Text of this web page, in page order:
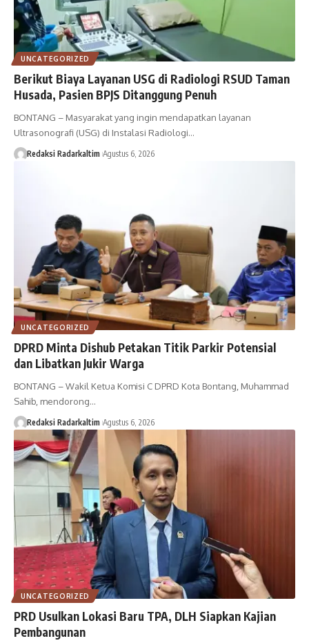
UNCATEGORIZED
Berikut Biaya Layanan USG di Radiologi RSUD Taman
Husada, Pasien BPJS Ditanggung Penuh
BONTANG – Masyarakat yang ingin mendapatkan layanan
Ultrasonografi (USG) di Instalasi Radiologi…
Redaksi Radarkaltim Agustus 6, 2026
UNCATEGORIZED
DPRD Minta Dishub Petakan Titik Parkir Potensial
dan Libatkan Jukir Warga
BONTANG – Wakil Ketua Komisi C DPRD Kota Bontang, Muhammad
Sahib, mendorong…
Redaksi Radarkaltim Agustus 6, 2026
UNCATEGORIZED
PRD Usulkan Lokasi Baru TPA, DLH Siapkan Kajian
Pembangunan